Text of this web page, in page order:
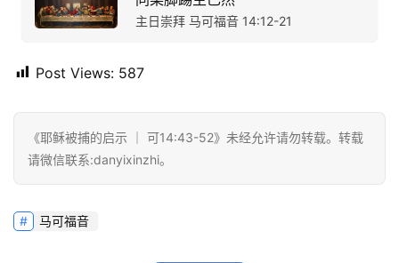
主日崇拜 马可福音 14:12-21
Post Views: 587
《耶稣被捕的启示 ｜ 可14:43-52》未经允许请勿转载。转载
请微信联系:danyixinzhi。
马可福音